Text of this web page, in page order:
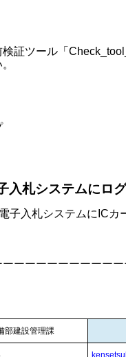
証ツール「
札システムにログ
子入札システムにICカ
ーーーーーーーーー
部建設管理課